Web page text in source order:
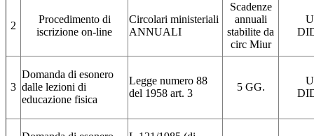
2
Procedimento di
iscrizione on-line
Circolari ministeriali
ANNUALI
Scadenze
annuali
stabilite da
circ Miur
3
Domanda di esonero
dalle lezioni di
educazione fisica
Legge numero 88
del 1958 art. 3
5 GG.